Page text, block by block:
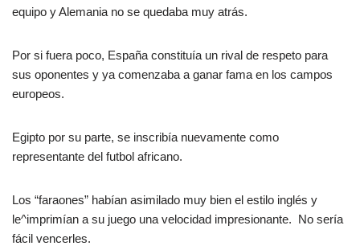
equipo y Alemania no se quedaba muy atrás.
Por si fuera poco, España constituía un rival de respeto para
sus oponentes y ya comenzaba a ganar fama en los campos
europeos.
Egipto por su parte, se inscribía nuevamente como
representante del futbol africano.
Los “faraones” habían asimilado muy bien el estilo inglés y
le^imprimían a su juego una velocidad impresionante. No sería
fácil vencerles.